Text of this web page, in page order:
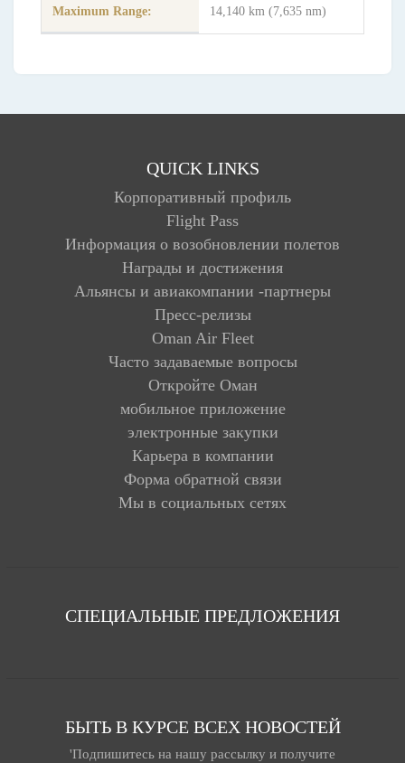
Maximum Range: 14,140 km (7,635 nm)
QUICK LINKS
Корпоративный профиль
Flight Pass
Информация о возобновлении полетов
Награды и достижения
Альянсы и авиакомпании -партнеры
Пресс-релизы
Oman Air Fleet
Часто задаваемые вопросы
Откройте Оман
мобильное приложение
электронные закупки
Карьера в компании
Форма обратной связи
Мы в социальных сетях
СПЕЦИАЛЬНЫЕ ПРЕДЛОЖЕНИЯ
БЫТЬ В КУРСЕ ВСЕХ НОВОСТЕЙ
'Подпишитесь на нашу рассылку и получите